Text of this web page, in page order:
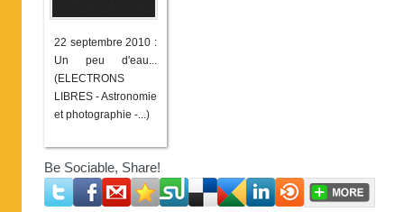
22 septembre 2010 :
Un peu d'eau...
(ELECTRONS
LIBRES - Astronomie
et photographie -...)
Be Sociable, Share!